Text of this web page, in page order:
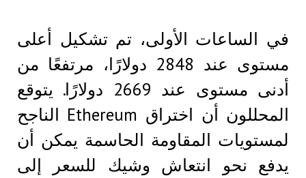
في الساعات الأولى، تم تشكيل أعلى
مستوى عند 2848 دولارًا، مرتفعًا من
أدنى مستوى عند 2669 دولارًا. يتوقع
المحللون أن اختراق Ethereum الناجح
لمستويات المقاومة الحاسمة يمكن أن
يدفع نحو انتعاش وشيك للسعر إلى